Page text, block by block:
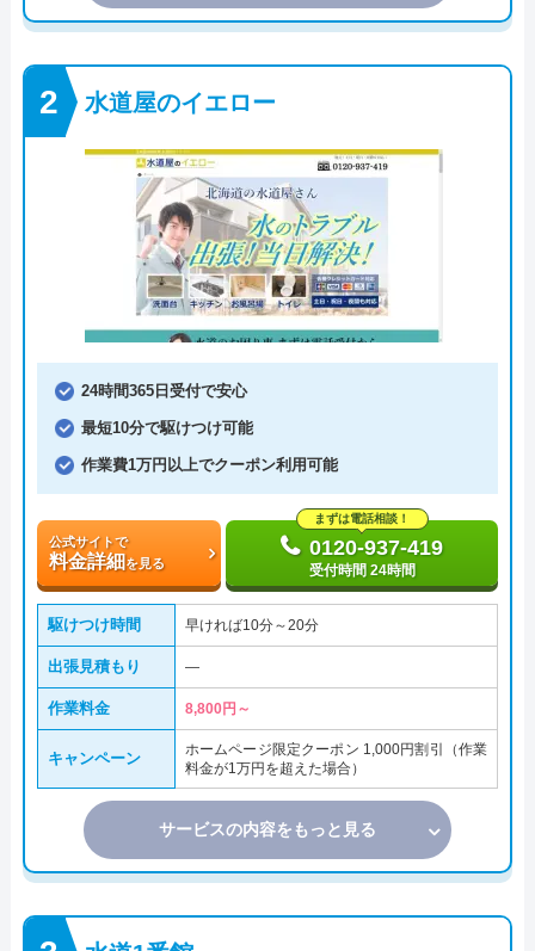
水道屋のイエロー
24時間365日受付で安心
最短10分で駆けつけ可能
作業費1万円以上でクーポン利用可能
公式サイトで
料金詳細を見る
まずは電話相談！
0120-937-419
受付時間 24時間
駆けつけ時間 早ければ10分～20分
出張見積もり ―
作業料金 8,800円～
キャンペーン
ホームページ限定クーポン 1,000円割引（作業
料金が1万円を超えた場合）
サービスの内容をもっと見る